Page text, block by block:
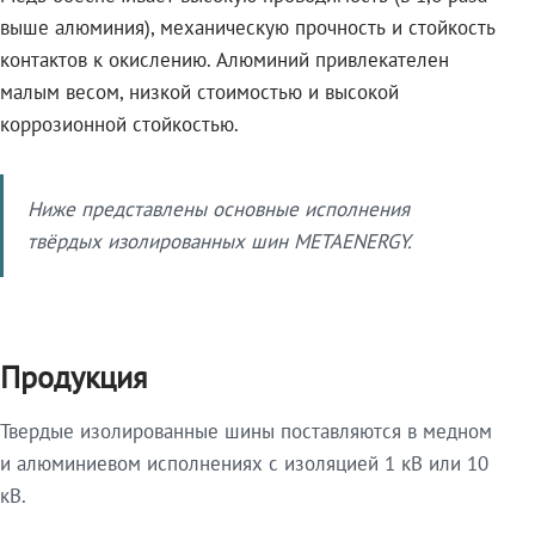
выше алюминия), механическую прочность и стойкость
контактов к окислению. Алюминий привлекателен
малым весом, низкой стоимостью и высокой
коррозионной стойкостью.
Ниже представлены основные исполнения
твёрдых изолированных шин METAENERGY.
Продукция
Твердые изолированные шины поставляются в медном
и алюминиевом исполнениях с изоляцией 1 кВ или 10
кВ.